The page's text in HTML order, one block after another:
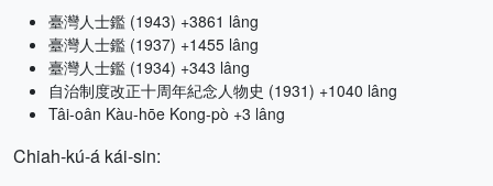
臺灣人士鑑 (1943) +3861 lâng
臺灣人士鑑 (1937) +1455 lâng
臺灣人士鑑 (1934) +343 lâng
自治制度改正十周年紀念人物史 (1931) +1040 lâng
Tâi-oân Kàu-hōe Kong-pò +3 lâng
Chiah-kú-á kái-sin: